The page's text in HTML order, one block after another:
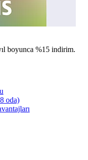
boyunca %15 indirim.
oda)